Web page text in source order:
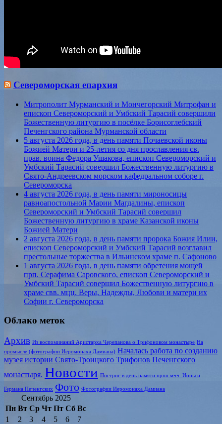
Североморская епархия
Митрополит Мурманский и Мончегорский Митрофан и
епископ Североморский и Умбский Тарасий совершили
Божественную литургию в посёлке Борисоглебский
Печенгского района Мурманской области
5 августа 2026 года, в день памяти Почаевской иконы
Божией Матери и 25-летия со дня прославления св.
прав. воина Федора Ушакова, епископ Североморский и
Умбский Тарасий совершил Божественную литургию в
Свято-Андреевском морском кафедральном соборе г.
Североморска
4 августа 2026 года, в день памяти мироносицы
равноапостольной Марии Магдалины, епископ
Североморский и Умбский Тарасий совершил
Божественную литургию в храме Казанской иконы
Божией Матери
2 августа 2026 года, в день памяти пророка Божия Илии,
епископ Североморский и Умбский Тарасий возглавил
престольные торжества в Ильинском храме п. Сафоново
1 августа 2026 года, в день памяти обретения мощей
прп. Серафима Саровского, епископ Североморский и
Умбский Тарасий совершил Божественную литургию в
храме свв. мцц. Веры, Надежды, Любови и матери их
Софии г. Североморска
Облако меток
Архив Из воспоминаний Аристарха Черепанова о Трифоновом монастыре На
промысле (фотографии Иеромонаха Дамиана) Началась работа по созданию
музея истории Свято-Троицкого Трифонов Печенгского
монастыря. Новости Постриг в день памяти прпп.мчч. Ионы и
Германа Печенгских Фото Фотографии Иеромонаха Дамиана
Сентябрь 2025
Пн Вт Ср Чт Пт Сб Вс
1 2 3 4 5 6
7